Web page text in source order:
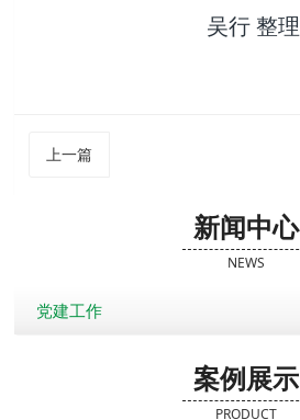
吴行 整理
上一篇
新闻中心
NEWS
党建工作
案例展示
PRODUCT